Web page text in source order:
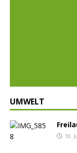
UMWELT
10.